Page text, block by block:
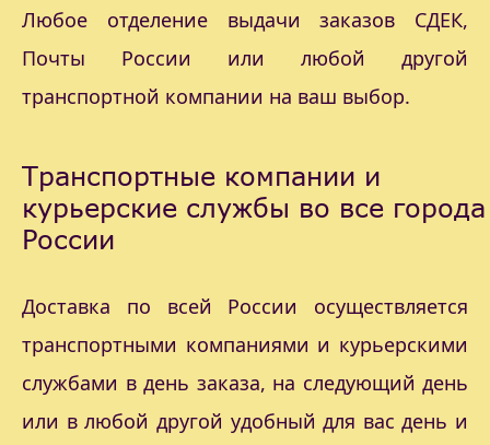
Любое отделение выдачи заказов СДЕК,
Почты России или любой другой
транспортной компании на ваш выбор.
Транспортные компании и
курьерские службы во все города
России
Доставка по всей России осуществляется
транспортными компаниями и курьерскими
службами в день заказа, на следующий день
или в любой другой удобный для вас день и